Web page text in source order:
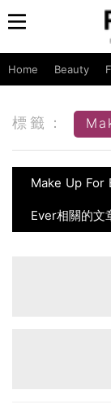
Home Beauty
標籤：
Make Up For
Ever相關的文